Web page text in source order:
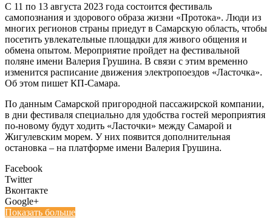
С 11 по 13 августа 2023 года состоится фестиваль
самопознания и здорового образа жизни «Протока». Люди из
многих регионов страны приедут в Самарскую область, чтобы
посетить увлекательные площадки для живого общения и
обмена опытом. Мероприятие пройдет на фестивальной
поляне имени Валерия Грушина. В связи с этим временно
изменится расписание движения электропоездов «Ласточка».
Об этом пишет КП-Самара.
По данным Самарской пригородной пассажирской компании,
в дни фестиваля специально для удобства гостей мероприятия
по-новому будут ходить «Ласточки» между Самарой и
Жигулевским морем. У них появится дополнительная
остановка – на платформе имени Валерия Грушина.
Facebook
Twitter
Вконтакте
Google+
Показать больше